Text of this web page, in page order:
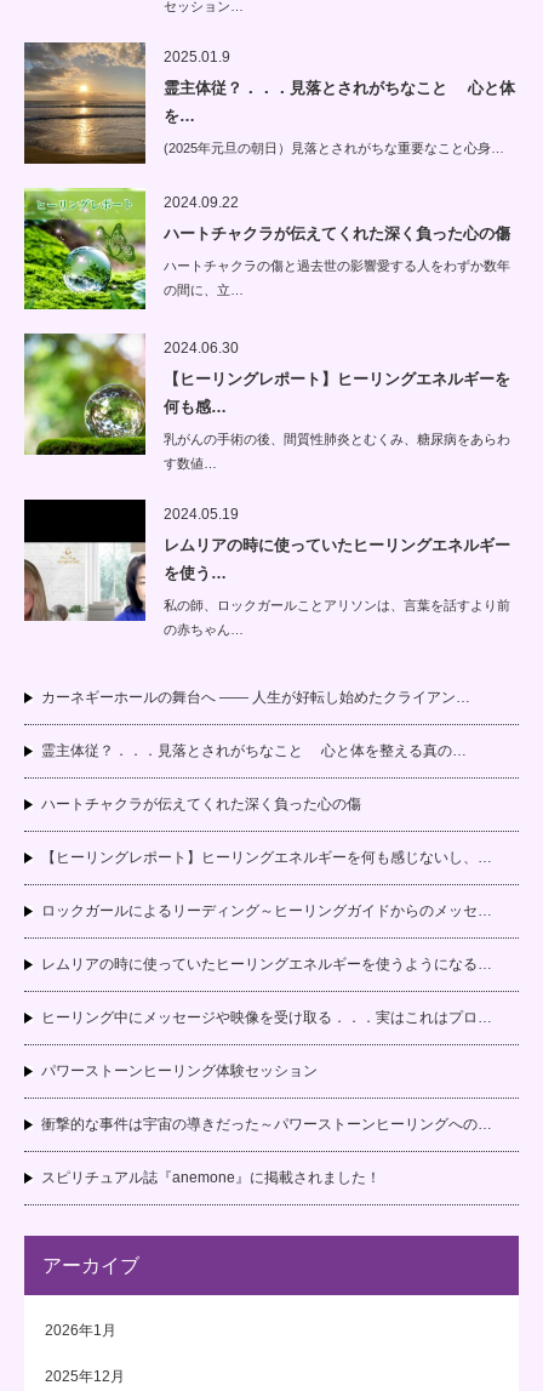
セッション…
2025.01.9
霊主体従？．．．見落とされがちなこと 心と体
を…
(2025年元旦の朝日）見落とされがちな重要なこと心身…
2024.09.22
ハートチャクラが伝えてくれた深く負った心の傷
ハートチャクラの傷と過去世の影響愛する人をわずか数年
の間に、立…
2024.06.30
【ヒーリングレポート】ヒーリングエネルギーを
何も感…
乳がんの手術の後、間質性肺炎とむくみ、糖尿病をあらわ
す数値…
2024.05.19
レムリアの時に使っていたヒーリングエネルギー
を使う…
私の師、ロックガールことアリソンは、言葉を話すより前
の赤ちゃん…
カーネギーホールの舞台へ —— 人生が好転し始めたクライアン…
霊主体従？．．．見落とされがちなこと 心と体を整える真の…
ハートチャクラが伝えてくれた深く負った心の傷
【ヒーリングレポート】ヒーリングエネルギーを何も感じないし、…
ロックガールによるリーディング～ヒーリングガイドからのメッセ…
レムリアの時に使っていたヒーリングエネルギーを使うようになる…
ヒーリング中にメッセージや映像を受け取る．．．実はこれはプロ…
パワーストーンヒーリング体験セッション
衝撃的な事件は宇宙の導きだった～パワーストーンヒーリングへの…
スピリチュアル誌『anemone』に掲載されました！
アーカイブ
2026年1月
2025年12月